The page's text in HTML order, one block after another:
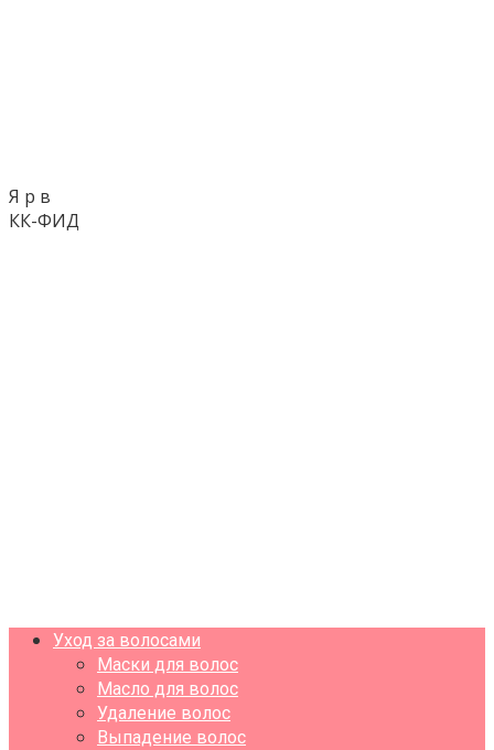
Я р в
КК-ФИД
Уход за волосами
Маски для волос
Масло для волос
Удаление волос
Выпадение волос